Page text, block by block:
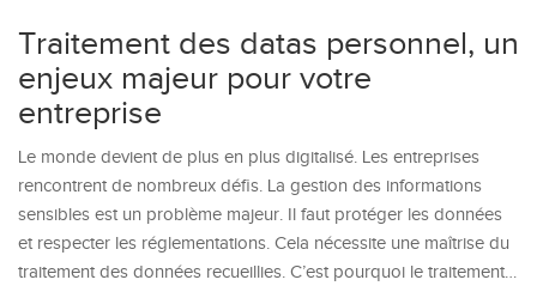
Traitement des datas personnel, un
enjeux majeur pour votre
entreprise
Le monde devient de plus en plus digitalisé. Les entreprises
rencontrent de nombreux défis. La gestion des informations
sensibles est un problème majeur. Il faut protéger les données
et respecter les réglementations. Cela nécessite une maîtrise du
traitement des données recueillies. C’est pourquoi le traitement…